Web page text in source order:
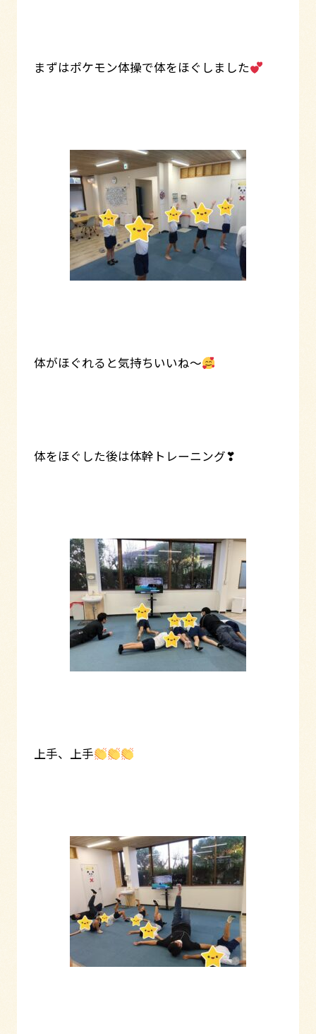
まずはポケモン体操で体をほぐしました
体がほぐれると気持ちいいね～
体をほぐした後は体幹トレーニング❣
上手、上手